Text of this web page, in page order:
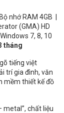
nhớ RAM 4GB |
(GMA) HD
7, 8, 10
tháng
tiếng việt
trí gia đình, văn
mềm thiết kế đồ
metal”, chất liệu